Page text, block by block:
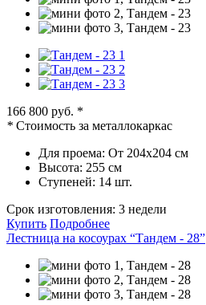
166 800 руб. *
* Стоимость за металлокаркас
Для проема: От 204х204 см
Высота: 255 см
Ступеней: 14 шт.
Срок изготовления: 3 недели
Купить Подробнее
Лестница на косоурах “Тандем - 28”